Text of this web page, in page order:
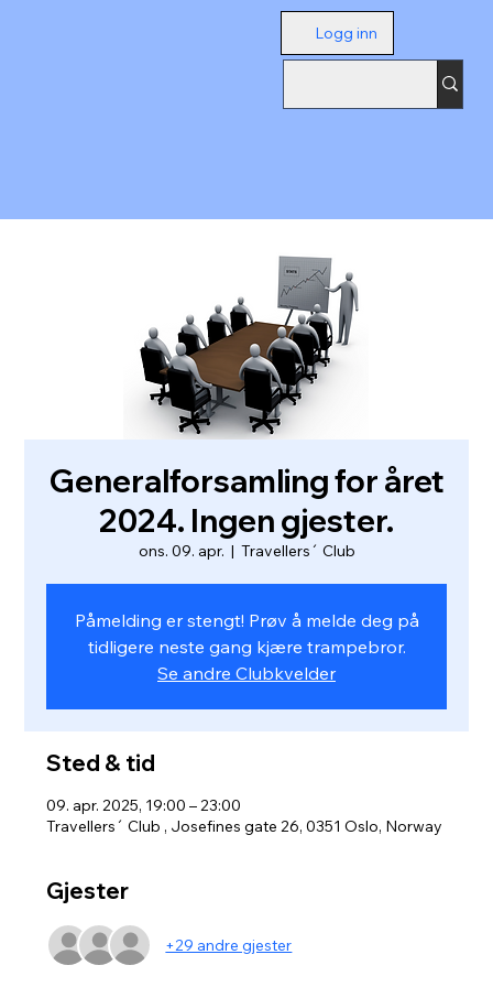
Logg inn
Generalforsamling for året
2024. Ingen gjester.
ons. 09. apr.
  |
Travellers´ Club
Påmelding er stengt! Prøv å melde deg på
tidligere neste gang kjære trampebror.
Se andre Clubkvelder
Sted & tid
09. apr. 2025, 19:00 – 23:00
Travellers´ Club , Josefines gate 26, 0351 Oslo, Norway
Gjester
+29 andre gjester